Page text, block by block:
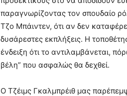
παραγνωρίζοντας τον σπουδαίο
Τζο Μπάιντεν, ότι αν δεν
δυσάρεστες εκπλήξεις. Η
ένδειξη ότι το αντιλαμβάνεται,
βέλη” που ασφαλώς θα δεχθεί.
Ο Τζέιμς Γκαλμπρέιθ μας